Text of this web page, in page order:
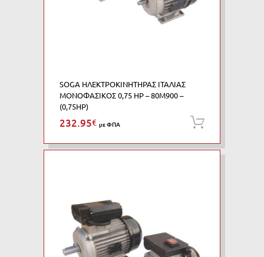
SOGA ΗΛΕΚΤΡΟΚΙΝΗΤΗΡΑΣ ΙΤΑΛΙΑΣ
ΜΟΝΟΦΑΣΙΚΟΣ 0,75 HP – 80M900 –
(0,75HP)
232.95€ με ΦΠΑ